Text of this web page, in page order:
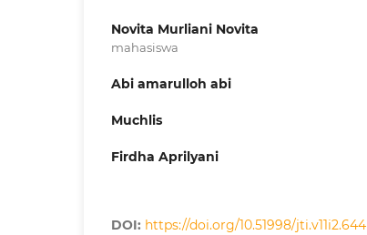
Novita Murliani Novita
mahasiswa
Abi amarulloh abi
Muchlis
Firdha Aprilyani
DOI: https://doi.org/10.51998/jti.v11i2.644